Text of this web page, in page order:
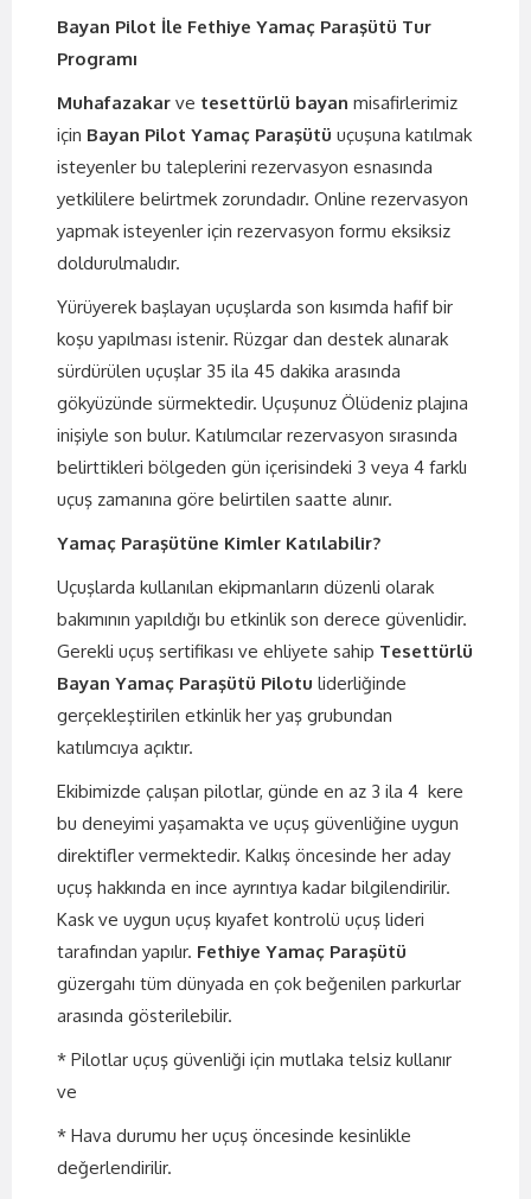
Bayan Pilot İle Fethiye Yamaç Paraşütü Tur
Programı
Muhafazakar ve tesettürlü bayan misafirlerimiz
için Bayan Pilot Yamaç Paraşütü uçuşuna katılmak
isteyenler bu taleplerini rezervasyon esnasında
yetkililere belirtmek zorundadır. Online rezervasyon
yapmak isteyenler için rezervasyon formu eksiksiz
doldurulmalıdır.
Yürüyerek başlayan uçuşlarda son kısımda hafif bir
koşu yapılması istenir. Rüzgar dan destek alınarak
sürdürülen uçuşlar 35 ila 45 dakika arasında
gökyüzünde sürmektedir. Uçuşunuz Ölüdeniz plajına
inişiyle son bulur. Katılımcılar rezervasyon sırasında
belirttikleri bölgeden gün içerisindeki 3 veya 4 farklı
uçuş zamanına göre belirtilen saatte alınır.
Yamaç Paraşütüne Kimler Katılabilir?
Uçuşlarda kullanılan ekipmanların düzenli olarak
bakımının yapıldığı bu etkinlik son derece güvenlidir.
Gerekli uçuş sertifikası ve ehliyete sahip Tesettürlü
Bayan Yamaç Paraşütü Pilotu liderliğinde
gerçekleştirilen etkinlik her yaş grubundan
katılımcıya açıktır.
Ekibimizde çalışan pilotlar, günde en az 3 ila 4 kere
bu deneyimi yaşamakta ve uçuş güvenliğine uygun
direktifler vermektedir. Kalkış öncesinde her aday
uçuş hakkında en ince ayrıntıya kadar bilgilendirilir.
Kask ve uygun uçuş kıyafet kontrolü uçuş lideri
tarafından yapılır. Fethiye Yamaç Paraşütü
güzergahı tüm dünyada en çok beğenilen parkurlar
arasında gösterilebilir.
* Pilotlar uçuş güvenliği için mutlaka telsiz kullanır
ve
* Hava durumu her uçuş öncesinde kesinlikle
değerlendirilir.